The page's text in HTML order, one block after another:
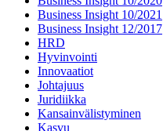
Business Insight 10/2021
Business Insight 12/2017
HRD
Hyvinvointi
Innovaatiot
Johtajuus
Juridiikka
Kansainvälistyminen
Kasvu